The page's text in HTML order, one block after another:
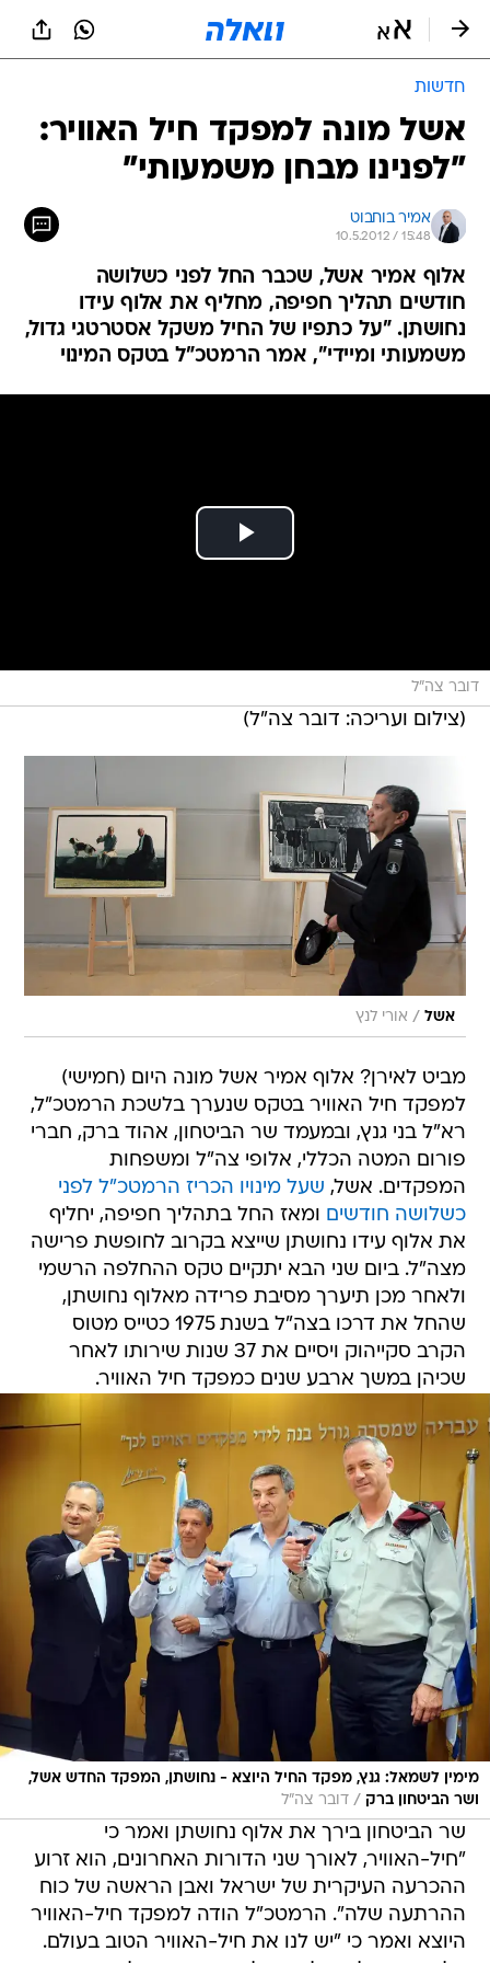
חדשות
אשל מונה למפקד חיל האוויר:
"לפנינו מבחן משמעותי"
אמיר בוחבוט
10.5.2012 / 15:48
אלוף אמיר אשל, שכבר החל לפני כשלושה
חודשים תהליך חפיפה, מחליף את אלוף עידו
נחושתן. "על כתפיו של החיל משקל אסטרטגי גדול,
משמעותי ומיידי", אמר הרמטכ"ל בטקס המינוי
דובר צה"ל
(צילום ועריכה: דובר צה"ל)
אשל / אורי לנץ
מביט לאירן? אלוף אמיר אשל מונה היום (חמישי)
למפקד חיל האוויר בטקס שנערך בלשכת הרמטכ"ל,
רא"ל בני גנץ, ובמעמד שר הביטחון, אהוד ברק, חברי
פורום המטה הכללי, אלופי צה"ל ומשפחות
המפקדים. אשל, שעל מינויו הכריז הרמטכ"ל לפני
כשלושה חודשים ומאז החל בתהליך חפיפה, יחליף
את אלוף עידו נחושתן שייצא בקרוב לחופשת פרישה
מצה"ל. ביום שני הבא יתקיים טקס ההחלפה הרשמי
ולאחר מכן תיערך מסיבת פרידה מאלוף נחושתן,
שהחל את דרכו בצה"ל בשנת 1975 כטייס מטוס
הקרב סקייהוק ויסיים את 37 שנות שירותו לאחר
שכיהן במשך ארבע שנים כמפקד חיל האוויר.
מימין לשמאל: גנץ, מפקד החיל היוצא - נחושתן, המפקד החדש אשל,
ושר הביטחון ברק / דובר צה"ל
שר הביטחון בירך את אלוף נחושתן ואמר כי
"חיל-האוויר, לאורך שני הדורות האחרונים, הוא זרוע
ההכרעה העיקרית של ישראל ואבן הראשה של כוח
ההרתעה שלה". הרמטכ"ל הודה למפקד חיל-האוויר
היוצא ואמר כי "יש לנו את חיל-האוויר הטוב בעולם.